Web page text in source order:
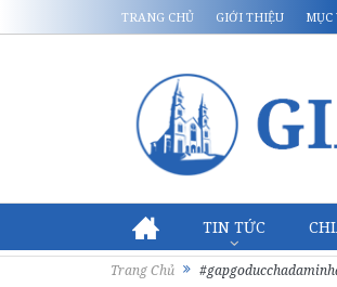
TRANG CHỦ GIỚI THIỆU MỤC
TIN TỨC
Trang Chủ